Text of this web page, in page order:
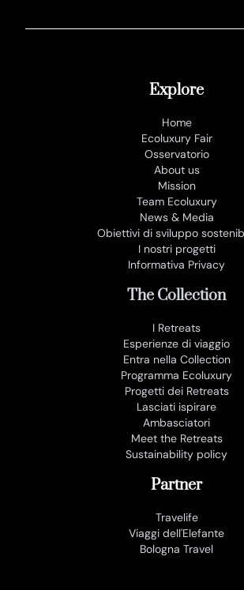
Explore
Home
Ecoluxury Fair
Osservatorio
About us
Mission
Team Ecoluxury
News & Media
Obiettivi di sviluppo
I nostri progetti
Informativa Privacy
The Collection
I Retreats
Esperienze di viaggio
Entra nella Collection
Programma Ecoluxury
Progetti dei Retreats
Lasciati ispirare
Ambasciatori
Meet the Retreats
Sustainability policy
Partner
Travelife
Viaggi dell'Elefante
Bologna Travel